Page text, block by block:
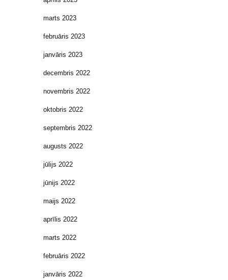
marts 2023
februāris 2023
janvāris 2023
decembris 2022
novembris 2022
oktobris 2022
septembris 2022
augusts 2022
jūlijs 2022
jūnijs 2022
maijs 2022
aprīlis 2022
marts 2022
februāris 2022
janvāris 2022